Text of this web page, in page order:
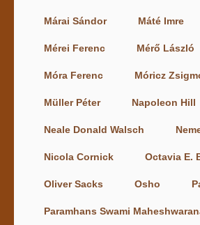
Márai Sándor Máté Imre
Mérei Ferenc Mérő László
Móra Ferenc Móricz
Müller Péter Napoleon Hill
Neale Donald Walsch
Nicola Cornick Octavia E.
Oliver Sacks Osho
Paramhans Swami